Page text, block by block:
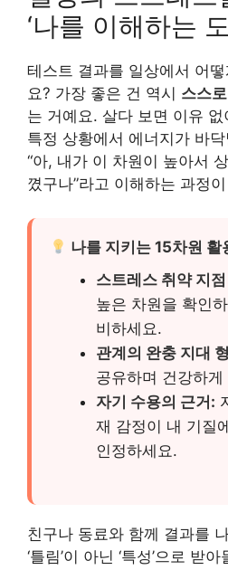
‘나를 이해하는
테스트 결과를 일상에서 어
요? 가장 좋은 건 역시 스스
는 거예요. 살다 보면 이유
특정 상황에서 에너지가 바
“아, 내가 이 차원이 높아서
꼈구나”라고 이해하는 과정
나를 지키는 15차원 활
스트레스 취약 지
높은 차원을 확인
비하세요.
관계의 완충 지대
공유하며 건강하
자기 수용의 근거:
재 감정이 내 기질
인정하세요.
친구나 동료와 함께 결과를
‘틀림’이 아닌 ‘특성’으로 받